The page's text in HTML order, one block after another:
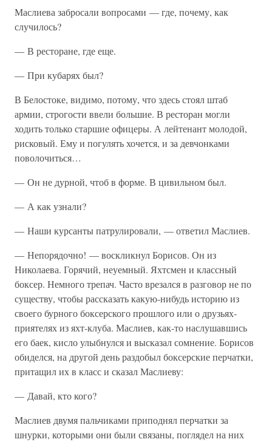
Маслиева забросали вопросами — где, почему, как
случилось?
— В ресторане, где еще.
— При кубарях был?
В Белостоке, видимо, потому, что здесь стоял штаб
армии, строгости ввели большие. В ресторан могли
ходить только старшие офицеры. А лейтенант молодой,
рисковый. Ему и погулять хочется, и за девчонками
поволочиться…
— Он не дурной, чтоб в форме. В цивильном был.
— А как узнали?
— Наши курсанты патрулировали, — ответил Маслиев.
— Непорядочно! — воскликнул Борисов. Он из
Николаева. Горячий, неуемный. Яхтсмен и классный
боксер. Немного трепач. Часто врезался в разговор не по
существу, чтобы рассказать какую-нибудь историю из
своего бурного боксерского прошлого или о друзьях-
приятелях из яхт-клуба. Маслиев, как-то наслушавшись
его баек, кисло улыбнулся и высказал сомнение. Борисов
обиделся, на другой день раздобыл боксерские перчатки,
притащил их в класс и сказал Маслиеву:
— Давай, кто кого?
Маслиев двумя пальчиками приподнял перчатки за
шнурки, которыми они были связаны, поглядел на них